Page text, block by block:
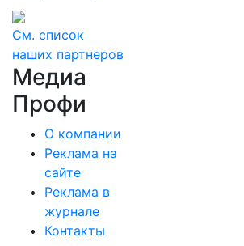
См. список
наших партнеров
Медиа
Профи
О компании
Реклама на
сайте
Реклама в
журнале
Контакты